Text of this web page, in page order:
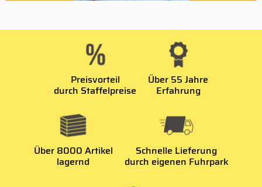
Preisvorteil
durch Staffelpreise
Über 55 Jahre
Erfahrung
Über 8000 Artikel
lagernd
Schnelle Lieferung
durch eigenen Fuhrpark